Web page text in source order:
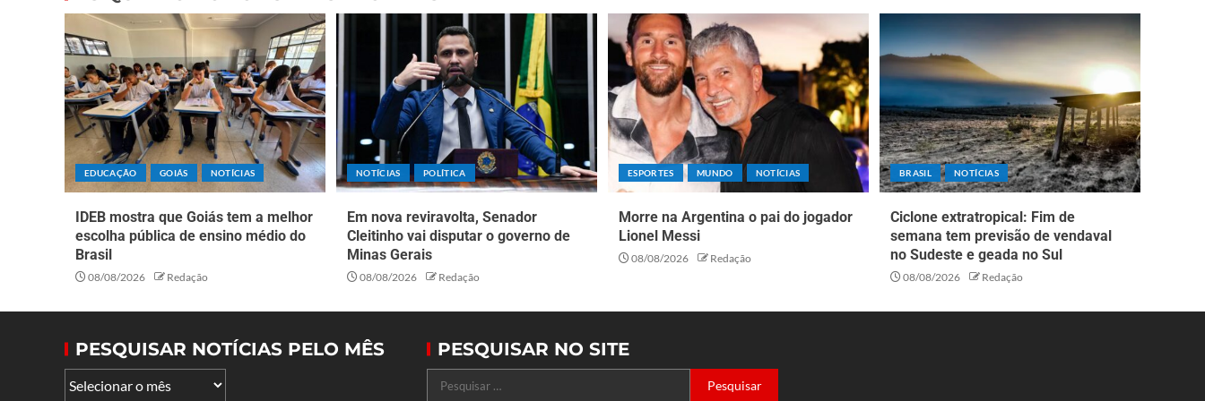
EDUCAÇÃO GOIÁS NOTÍCIAS
IDEB mostra que Goiás tem a melhor
escolha pública de ensino médio do
Brasil
08/08/2026 Redação
NOTÍCIAS POLÍTICA
Em nova reviravolta, Senador
Cleitinho vai disputar o governo de
Minas Gerais
08/08/2026 Redação
ESPORTES MUNDO NOTÍCIAS
Morre na Argentina o pai do jogador
Lionel Messi
08/08/2026 Redação
BRASIL NOTÍCIAS
Ciclone extratropical: Fim de
semana tem previsão de vendaval
no Sudeste e geada no Sul
08/08/2026 Redação
PESQUISAR NOTÍCIAS PELO MÊS PESQUISAR NO SITE